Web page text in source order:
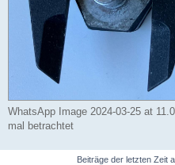
WhatsApp Image 2024-03-25 at
mal betrachtet
Beiträge der letzten Zeit